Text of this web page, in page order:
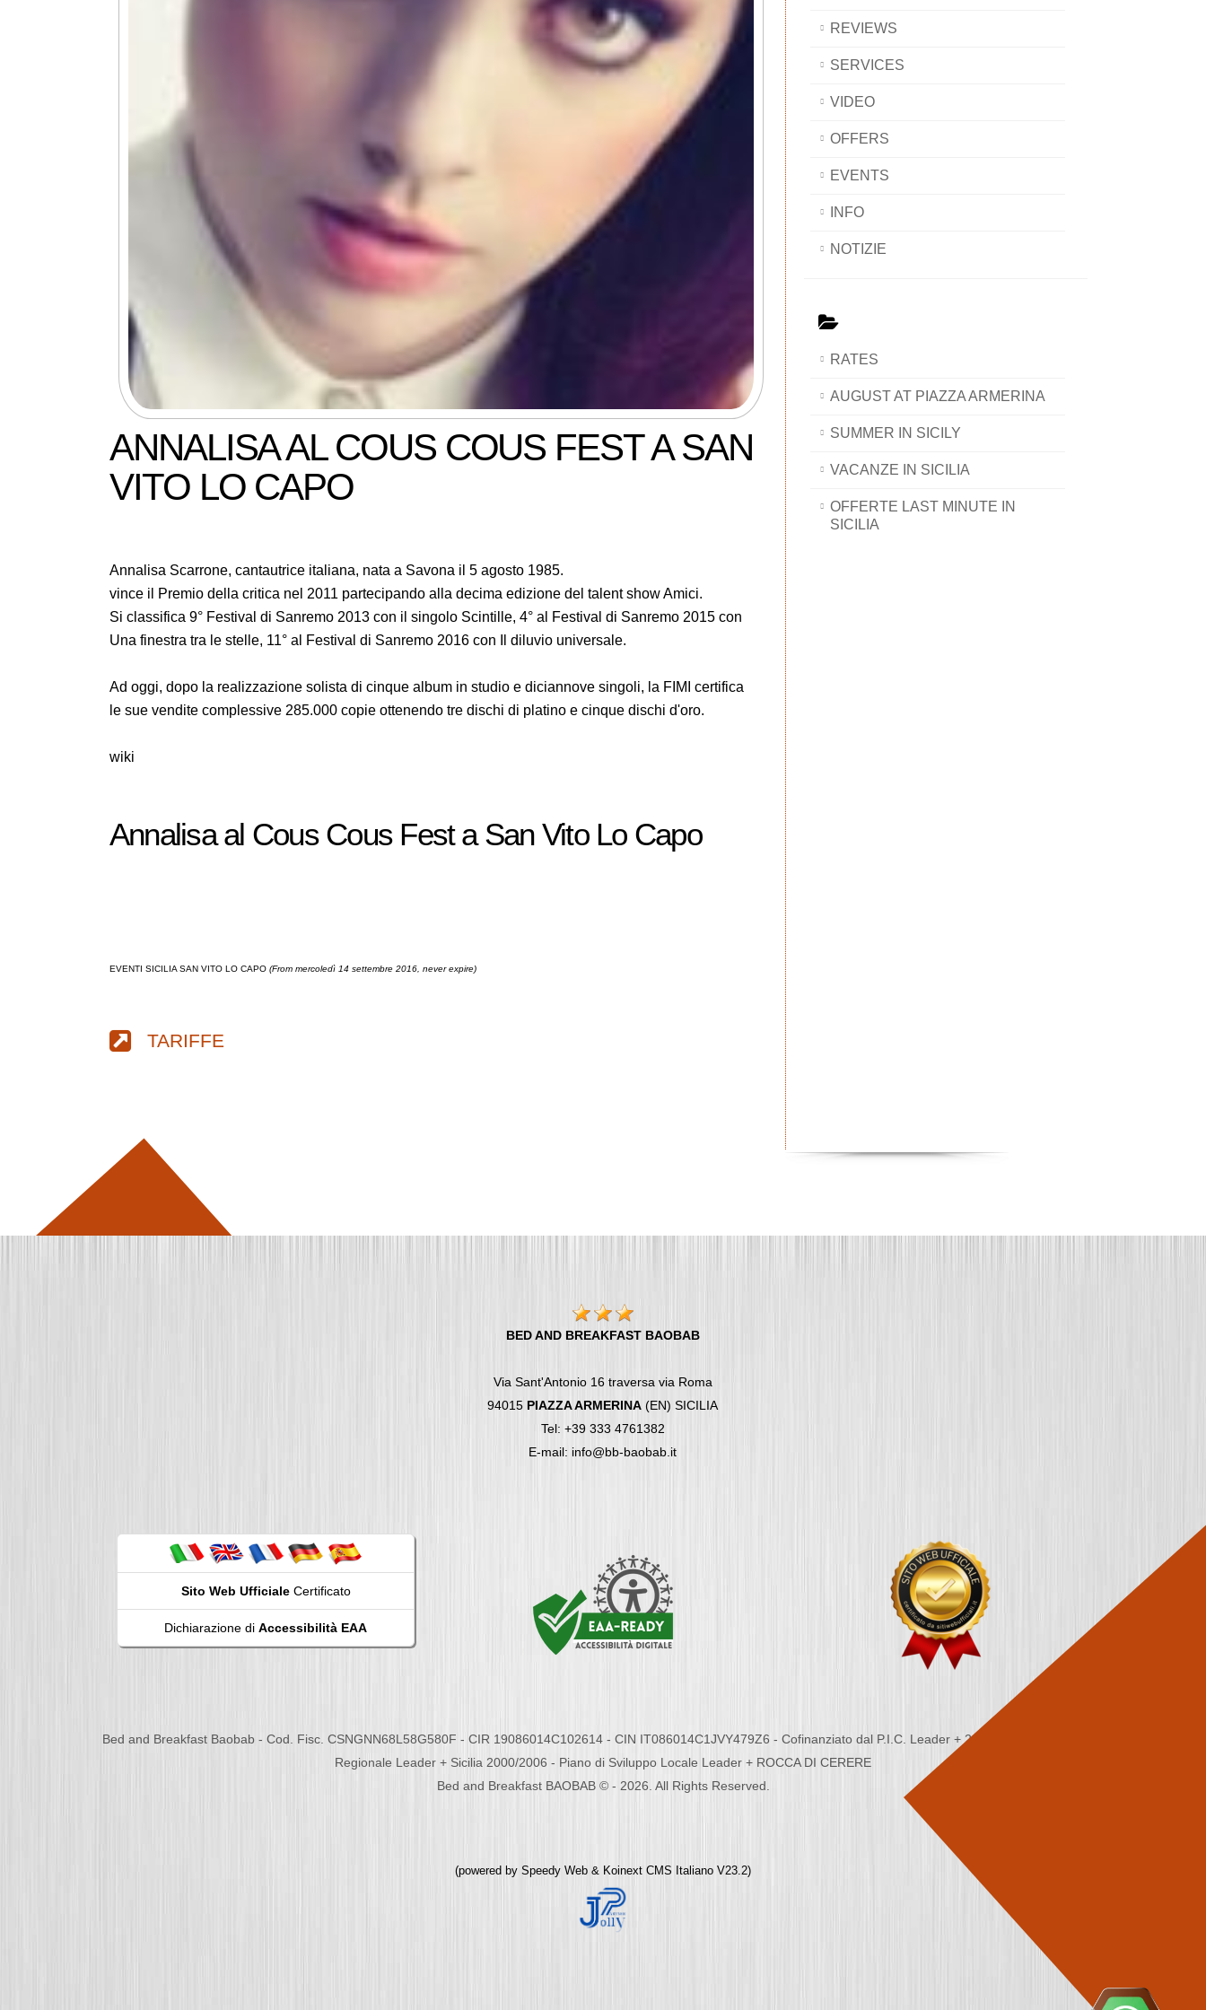
ANNALISA AL COUS COUS FEST A SAN
VITO LO CAPO
Annalisa Scarrone, cantautrice italiana, nata a Savona il 5 agosto 1985.
vince il Premio della critica nel 2011 partecipando alla decima edizione del talent show Amici.
Si classifica 9° Festival di Sanremo 2013 con il singolo Scintille, 4° al Festival di Sanremo 2015 con
Una finestra tra le stelle, 11° al Festival di Sanremo 2016 con Il diluvio universale.
Ad oggi, dopo la realizzazione solista di cinque album in studio e diciannove singoli, la FIMI certifica
le sue vendite complessive 285.000 copie ottenendo tre dischi di platino e cinque dischi d'oro.
wiki
Annalisa al Cous Cous Fest a San Vito Lo Capo
EVENTI SICILIA SAN VITO LO CAPO (From mercoledì 14 settembre 2016, never expire)
TARIFFE
REVIEWS
SERVICES
VIDEO
OFFERS
EVENTS
INFO
NOTIZIE
RATES
AUGUST AT PIAZZA ARMERINA
SUMMER IN SICILY
VACANZE IN SICILIA
OFFERTE LAST MINUTE IN
SICILIA
BED AND BREAKFAST BAOBAB
Via Sant'Antonio 16 traversa via Roma
94015 PIAZZA ARMERINA (EN) SICILIA
Tel: +39 333 4761382
E-mail: info@bb-baobab.it
Sito Web UfficialeCertificato
Dichiarazione di Accessibilità EAA
Bed and Breakfast Baobab - Cod. Fisc. CSNGNN68L58G580F - CIR 19086014C102614 - CIN IT086014C1JVY479Z6 - Cofinanziato dal P.I.C. Leader + 2000/2006 - Programma
Regionale Leader + Sicilia 2000/2006 - Piano di Sviluppo Locale Leader + ROCCA DI CERERE
Bed and Breakfast BAOBAB © - 2026. All Rights Reserved.
(powered by Speedy Web & Koinext CMS Italiano V23.2)